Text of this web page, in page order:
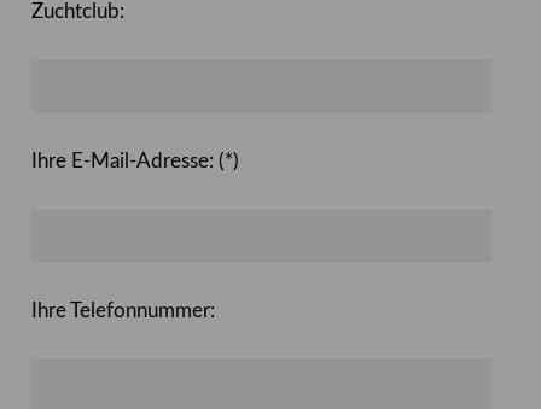
Zuchtclub:
Ihre E-Mail-Adresse: (*)
Ihre Telefonnummer: